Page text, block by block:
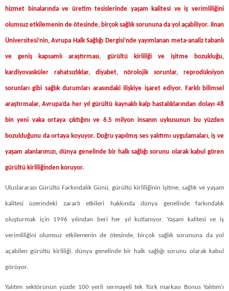
hizmet binalarında ve üretim tesislerinde yaşam kalitesi ve iş verimliliğini
olumsuz etkilemenin de ötesinde, birçok sağlık sorununa da yol açabiliyor. Jinan
Üniversitesi’nin, Avrupa Halk Sağlığı Dergisi’nde yayımlanan meta-analiz tabanlı
ve geniş kapsamlı araştırması, gürültü kirliliği ve işitme bozukluğu,
kardiyovasküler rahatsızlıklar, diyabet, nörolojik sorunlar, reprodüksiyon
sorunları gibi sağlık durumları arasındaki ilişkiye işaret ediyor. Farklı bilimsel
araştırmalar, Avrupa’da her yıl gürültü kaynaklı kalp hastalıklarından dolayı 48
bin yeni vaka ortaya çıktığını ve 6.5 milyon insanın uykusunun bu yüzden
bozulduğunu da ortaya koyuyor. Doğru yapılmış ses yalıtımı uygulamaları, iş ve
yaşam alanlarımızı, dünya genelinde bir halk sağlığı sorunu olarak kabul gören
gürültü kirliliğinden koruyor.
Uluslararası Gürültü Farkındalık Günü, gürültü kirliliğinin işitme, sağlık ve yaşam
kalitesi üzerindeki zararlı etkileri hakkında dünya genelinde farkındalık
oluşturmak için 1996 yılından beri her yıl kutlanıyor. Yaşam kalitesi ve iş
verimliliğini olumsuz etkilemenin de ötesinde, birçok sağlık sorununa da yol
açabilen gürültü kirliliği, dünya genelinde bir halk sağlığı sorunu olarak kabul
görüyor.
Yalıtım sektörünün yüzde 100 yerli sermayeli tek Türk markası Bonus Yalıtım’ı